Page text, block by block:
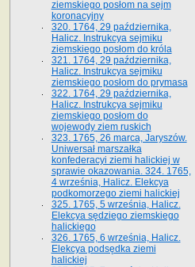
ziemskiego posłom na sejm
koronacyjny
320. 1764, 29 października,
Halicz. Instrukcya sejmiku
ziemskiego posłom do króla
321. 1764, 29 października,
Halicz. Instrukcya sejmiku
ziemskiego posłom do prymasa
322. 1764, 29 października,
Halicz. Instrukcya sejmiku
ziemskiego posłom do
wojewody ziem ruskich
323. 1765, 26 marca, Jaryszów.
Uniwersał marszałka
konfederacyi ziemi halickiej w
sprawie okazowania. 324. 1765,
4 września, Halicz. Elekcya
podkomorzego ziemi halickiej
325. 1765, 5 września, Halicz.
Elekcya sędziego ziemskiego
halickiego
326. 1765, 6 września, Halicz.
Elekcya podsędka ziemi
halickiej